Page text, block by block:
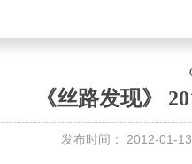
《丝路发现》
发布时间： 2012-01-